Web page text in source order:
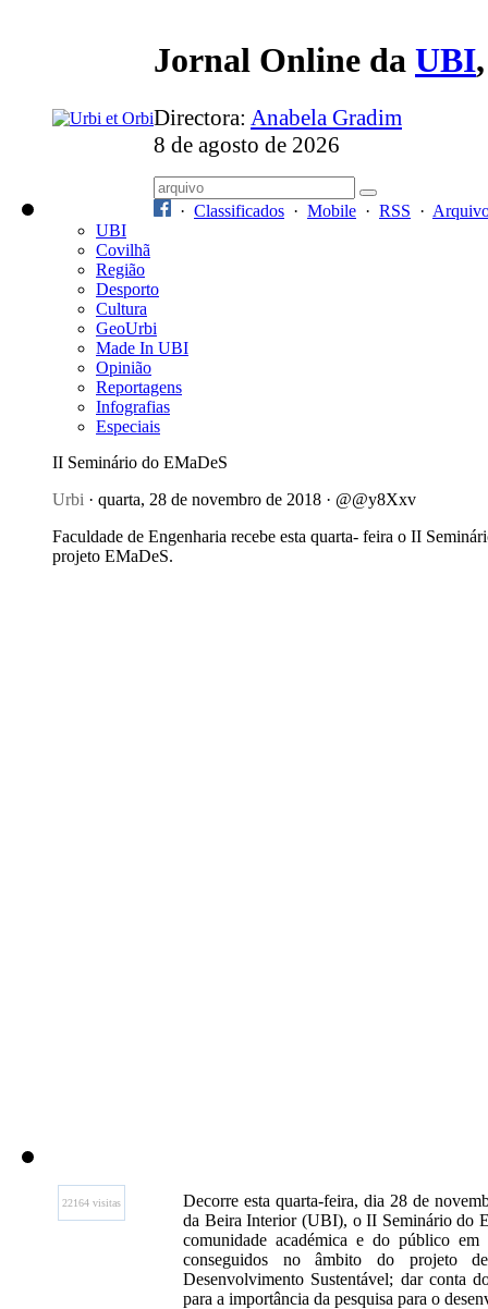
Jornal Online da UBI
Directora: Anabela Gradim
8 de agosto de 2026
· Classificados · Mobile · RSS ·
UBI
Covilhã
Região
Desporto
Cultura
GeoUrbi
Made In UBI
Opinião
Reportagens
Infografias
Especiais
II Seminário do EMaDeS
Urbi · quarta, 28 de novembro de 2018 · @@y8Xxv
Faculdade de Engenharia recebe esta quarta- feira o II
projeto EMaDeS.
22164 visitas
Decorre esta quarta-feira, dia 28 de
da Beira Interior (UBI), o II Seminário do
comunidade académica e do público
conseguidos no âmbito do projeto
Desenvolvimento Sustentável; dar conta
para a importância da pesquisa para o